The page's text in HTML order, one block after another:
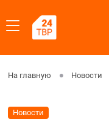
На главную Новости
Новости